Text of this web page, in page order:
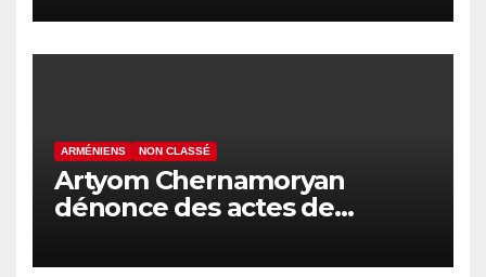
ARMÉNIENS NON CLASSÉ
Artyom Chernamoryan
dénonce des actes de
Arméniens en Israël